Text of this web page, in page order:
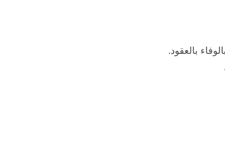
بالعقود.